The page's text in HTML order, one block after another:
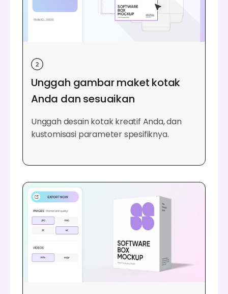
Unggah gambar maket kotak
Anda dan sesuaikan
Unggah desain kotak kreatif Anda, dan
kustomisasi parameter spesifiknya.